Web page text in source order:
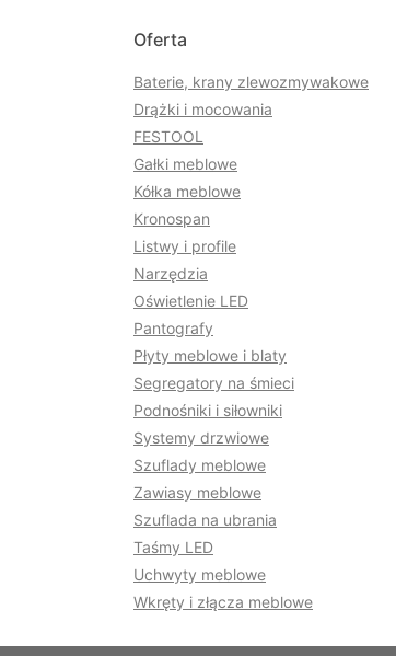
Oferta
Baterie, krany zlewozmywakowe
Drążki i mocowania
FESTOOL
Gałki meblowe
Kółka meblowe
Kronospan
Listwy i profile
Narzędzia
Oświetlenie LED
Pantografy
Płyty meblowe i blaty
Segregatory na śmieci
Podnośniki i siłowniki
Systemy drzwiowe
Szuflady meblowe
Zawiasy meblowe
Szuflada na ubrania
Taśmy LED
Uchwyty meblowe
Wkręty i złącza meblowe